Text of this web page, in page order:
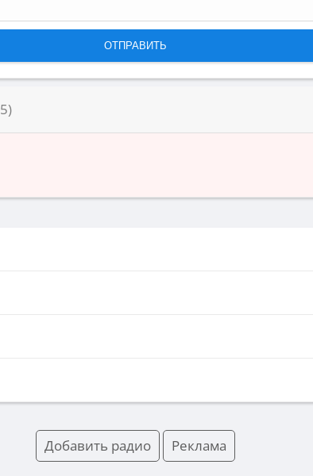
5)
Добавить радио Реклама